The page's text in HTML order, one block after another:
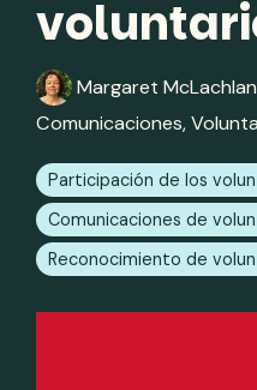
Margaret
Comunicaciones,
Participación de los
Comunicaciones de
Reconocimiento de